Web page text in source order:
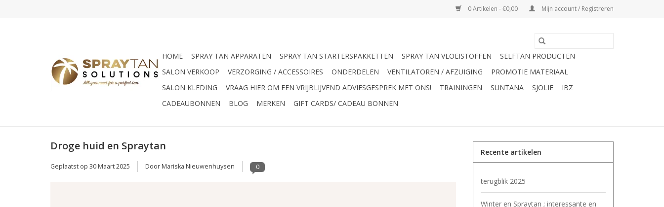
0 Artikelen - €0,00 Mijn account / Registreren
HOME SPRAY TAN APPARATEN SPRAY TAN STARTERSPAKKETTEN SPRAY TAN VLOEISTOFFEN
SELFTAN PRODUCTEN
SALON VERKOOP
VERZORGING / ACCESSOIRES ONDERDELEN VENTILATOREN / AFZUIGING
PROMOTIE MATERIAAL
SALON KLEDING
VRAAG HIER OM EEN VRIJBLIJVEND ADVIESGESPREK MET ONS! TRAININGEN SUNTANA SJOLIE
IBZ
CADEAUBONNEN
BLOG MERKEN GIFT CARDS/ CADEAU BONNEN
Droge huid en Spraytan
Geplaatst op 30 Maart 2025 Door Mariska Nieuwenhuysen 0
Recente artikelen
terugblik 2025
Winter en Spraytan ; interessante en